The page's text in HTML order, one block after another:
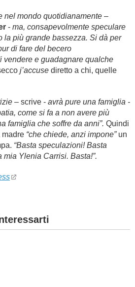
nel mondo quotidianamente –
- ma, consapevolmente speculare
la più grande bassezza. Si dà per
di fare del becero
vendere e guadagnare qualche
j’accuse diretto a chi, quelle
– scrive - avrà pure una famiglia -
come si fa a non avere più
famiglia che soffre da anni”. Quindi
madre “che chiede, anzi impone”un
“Basta speculazioni! Basta
Ylenia Carrisi. Basta!”.